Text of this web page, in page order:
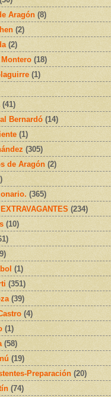
Aragón (8)
(2)
(2)
(18)
(1)
(41)
Bernardó (14)
(1)
(305)
de Aragón (2)
(365)
(234)
(10)
(1)
(351)
(39)
(4)
(1)
(58)
(19)
Preparación (20)
(74)